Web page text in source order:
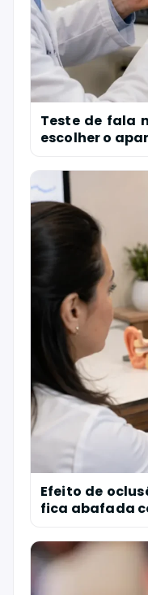
Teste de fala
escolher o
Efeito de
fica abafada